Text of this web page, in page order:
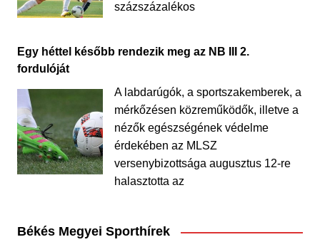
százszázalékos
Egy héttel később rendezik meg az NB III 2.
fordulóját
A labdarúgók, a sportszakemberek, a
mérkőzésen közreműködők, illetve a
nézők egészségének védelme
érdekében az MLSZ
versenybizottsága augusztus 12-re
halasztotta az
Békés Megyei Sporthírek